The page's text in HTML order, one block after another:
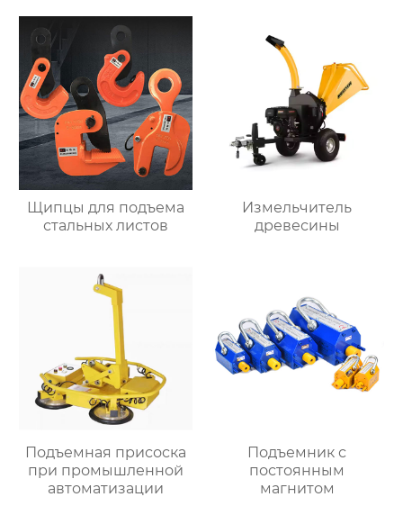
Щипцы для подъема
стальных листов
Измельчитель
древесины
Подъемная присоска
при промышленной
автоматизации
Подъемник с
постоянным
магнитом